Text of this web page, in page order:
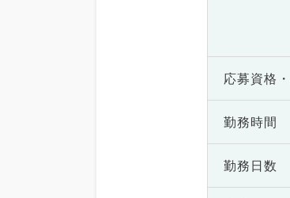
応募資格・
勤務時間
勤務日数